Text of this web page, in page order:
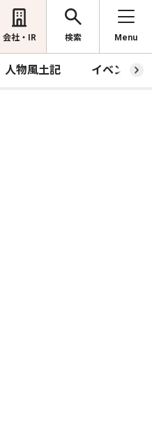
会社・IR 検索 Menu
人物風土記 イベント